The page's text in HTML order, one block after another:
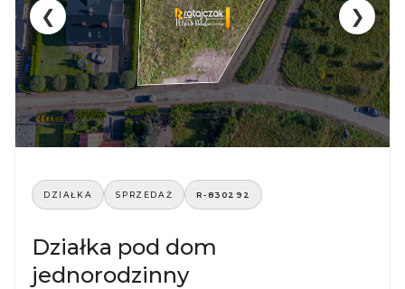
❮ ❯
DZIAŁKA SPRZEDAŻ R-830292
Działka pod dom
jednorodzinny